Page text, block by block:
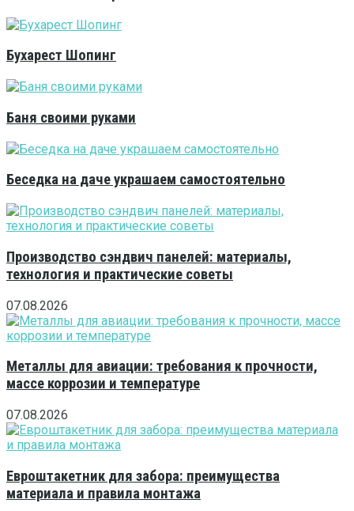
Бухарест Шопинг
Баня своими руками
Беседка на даче украшаем самостоятельно
Производство сэндвич панелей: материалы,
технология и практические советы
07.08.2026
Металлы для авиации: требования к прочности,
массе коррозии и температуре
07.08.2026
Евроштакетник для забора: преимущества
материала и правила монтажа